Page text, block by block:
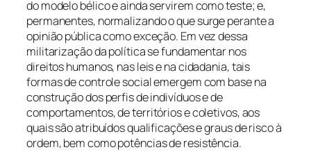
do modelo bélico e ainda servirem como teste; e,
permanentes, normalizando o que surge perante a
opinião pública como exceção. Em vez dessa
militarização da política se fundamentar nos
direitos humanos, nas leis e na cidadania, tais
formas de controle social emergem com base na
construção dos perfis de indivíduos e de
comportamentos, de territórios e coletivos, aos
quais são atribuídos qualificações e graus de risco à
ordem, bem como potências de resistência.